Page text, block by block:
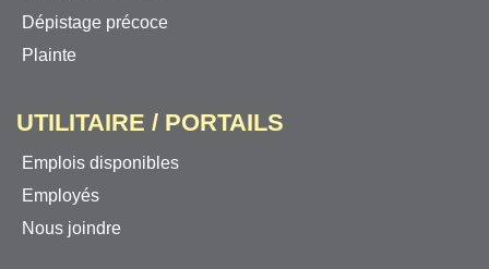
Dépistage précoce
Plainte
UTILITAIRE / PORTAILS
Emplois disponibles
Employés
Nous joindre